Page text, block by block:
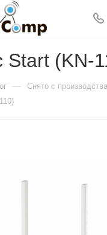
Start (KN-
— Снято с производства